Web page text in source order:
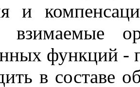
и
взимаемые
функций -
в составе